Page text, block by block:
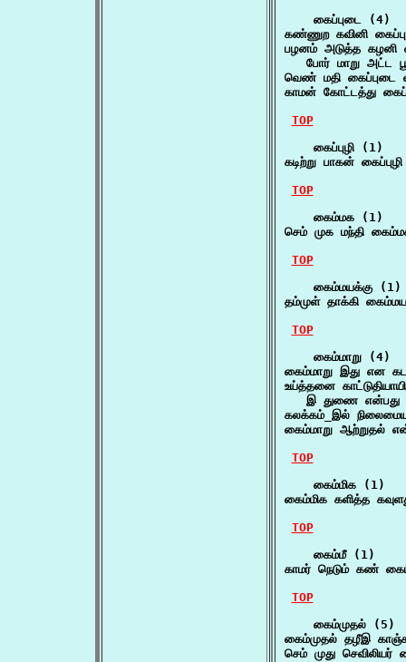
    கைப்புடை (4)
கண்ணுற கவினி
பழனம் அடுத்த கழனி
போர் மாறு அட்ட
வெண் மதி
காமன் கோட்டத்து
TOP
    கைப்புழி (1)
கடிற்று பாகன்
TOP
    கைம்மக (1)
செம் முக மந்தி
TOP
    கைம்மயக்கு (1)
தம்முள் தாக்கி
TOP
    கைம்மாறு (4)
கைம்மாறு இது என
உய்த்தனை
இ துணை என்பது
கலக்கம்_இல்
கைம்மாறு ஆற்றுதல்
TOP
    கைம்மிக (1)
கைம்மிக களித்த
TOP
    கைம்மீ (1)
காமர் நெடும் கண்
TOP
    கைம்முதல் (5)
கைம்முதல் தழீஇ
செம் முது